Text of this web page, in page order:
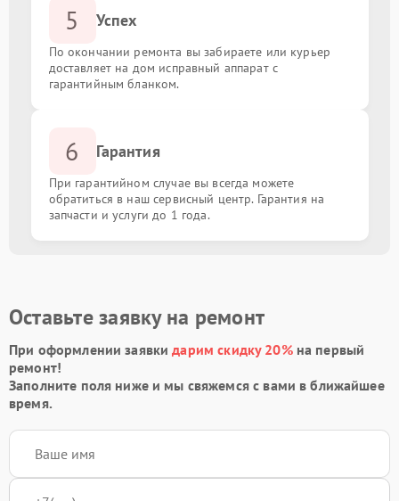
5 Успех
По окончании ремонта вы забираете или курьер
доставляет на дом исправный аппарат с
гарантийным бланком.
6 Гарантия
При гарантийном случае вы всегда можете
обратиться в наш сервисный центр. Гарантия на
запчасти и услуги до 1 года.
Оставьте заявку на ремонт
При оформлении заявкидарим скидку 20%на первый
ремонт!
Заполните поля ниже и мы свяжемся с вами в ближайшее
время.